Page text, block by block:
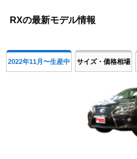
of
RXの最新モデル情報
2022年11月〜生産中 サイズ・価格相場